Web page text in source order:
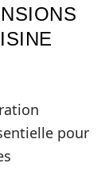
pour